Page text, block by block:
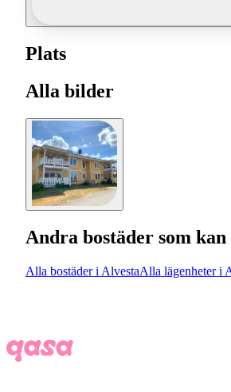
Plats
Alla bilder
Andra bostäder som kan
Alla bostäder i AlvestaAlla lägenheter i